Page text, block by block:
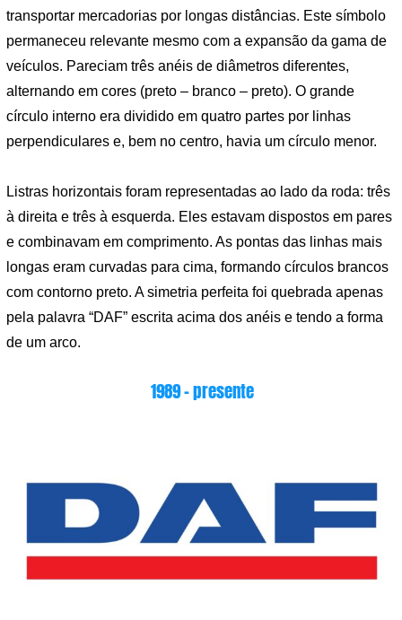
transportar mercadorias por longas distâncias. Este símbolo
permaneceu relevante mesmo com a expansão da gama de
veículos. Pareciam três anéis de diâmetros diferentes,
alternando em cores (preto – branco – preto). O grande
círculo interno era dividido em quatro partes por linhas
perpendiculares e, bem no centro, havia um círculo menor.
Listras horizontais foram representadas ao lado da roda: três
à direita e três à esquerda. Eles estavam dispostos em pares
e combinavam em comprimento. As pontas das linhas mais
longas eram curvadas para cima, formando círculos brancos
com contorno preto. A simetria perfeita foi quebrada apenas
pela palavra “DAF” escrita acima dos anéis e tendo a forma
de um arco.
1989 – presente